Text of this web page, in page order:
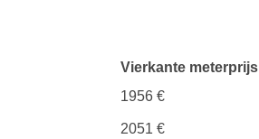
Vierkante meterprijs
1956 €
2051 €